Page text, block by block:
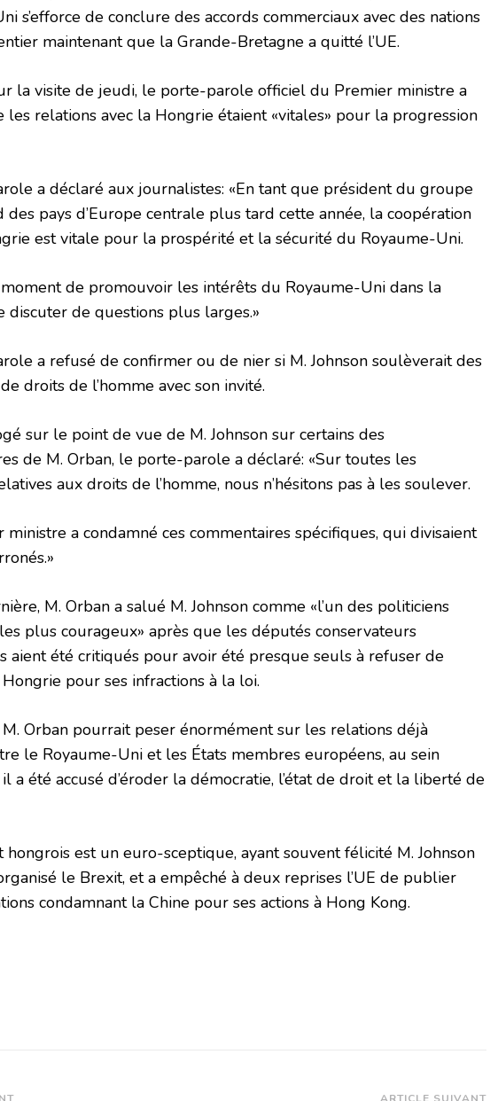
s’efforce de conclure des accords commerciaux avec des nations
maintenant que la Grande-Bretagne a quitté l’UE.
la visite de jeudi, le porte-parole officiel du Premier ministre a
les relations avec la Hongrie étaient «vitales» pour la progression
a déclaré aux journalistes: «En tant que président du groupe
des pays d’Europe centrale plus tard cette année, la coopération
est vitale pour la prospérité et la sécurité du Royaume-Uni.
moment de promouvoir les intérêts du Royaume-Uni dans la
discuter de questions plus larges.»
a refusé de confirmer ou de nier si M. Johnson soulèverait des
droits de l’homme avec son invité.
sur le point de vue de M. Johnson sur certains des
de M. Orban, le porte-parole a déclaré: «Sur toutes les
aux droits de l’homme, nous n’hésitons pas à les soulever.
ministre a condamné ces commentaires spécifiques, qui divisaient
M. Orban a salué M. Johnson comme «l’un des politiciens
plus courageux» après que les députés conservateurs
aient été critiqués pour avoir été presque seuls à refuser de
pour ses infractions à la loi.
Orban pourrait peser énormément sur les relations déjà
le Royaume-Uni et les États membres européens, au sein
a été accusé d’éroder la démocratie, l’état de droit et la liberté de
hongrois est un euro-sceptique, ayant souvent félicité M. Johnson
le Brexit, et a empêché à deux reprises l’UE de publier
condamnant la Chine pour ses actions à Hong Kong.